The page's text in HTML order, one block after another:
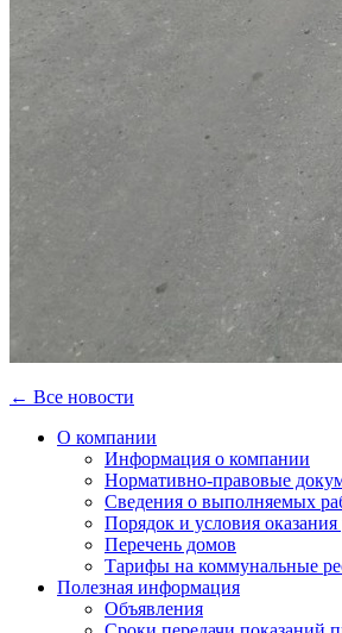
← Все новости
О компании
Информация о компании
Нормативно-правовые
Сведения о выполняемых
Порядок и условия оказания
Перечень домов
Тарифы на коммунальные
Полезная информация
Объявления